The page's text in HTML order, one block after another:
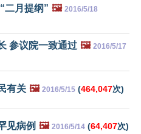
二月提纲” 🖼️ 2016/5/18
参议院一致通过 🖼️ 2016/5/17
有关 🖼️ 2016/5/15 (464,047次)
见病例 🖼️ 2016/5/14 (64,407次)